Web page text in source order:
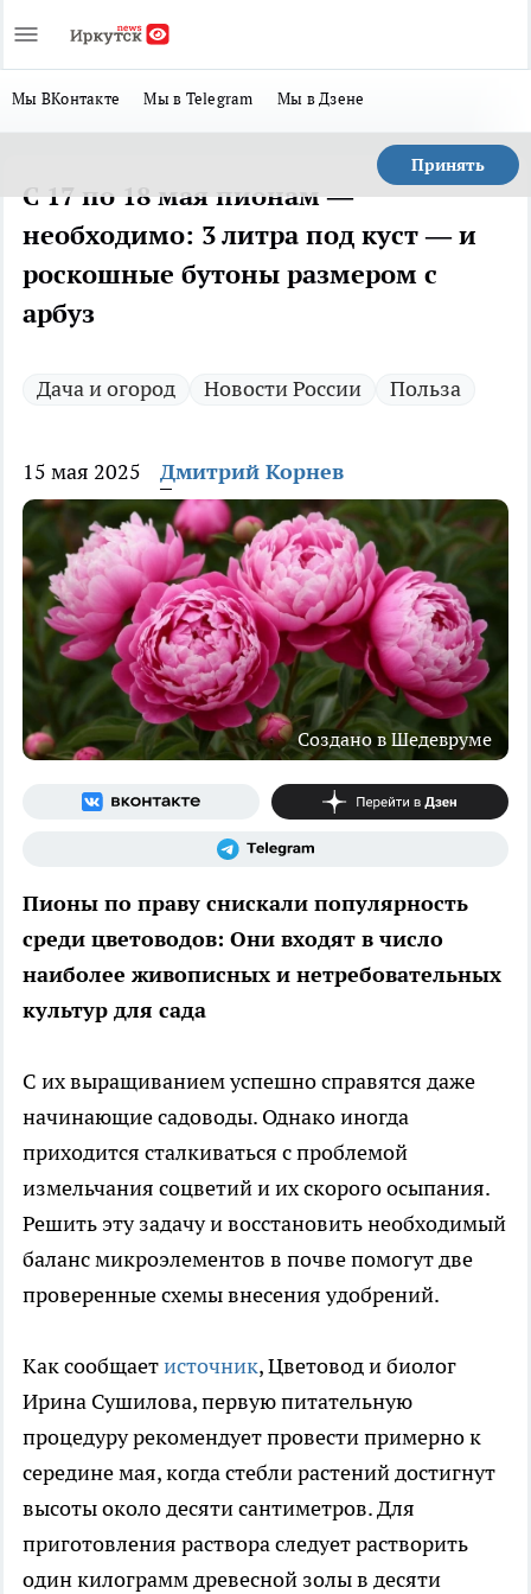
Мы ВКонтакте Мы в Telegram Мы в Дзене
Принять
С 17 по 18 мая пионам —
необходимо: 3 литра под куст — и
роскошные бутоны размером с
арбуз
Дача и огород Новости России Польза
15 мая 2025 Дмитрий Корнев
Создано в Шедевруме
Пионы по праву снискали популярность
среди цветоводов: Они входят в число
наиболее живописных и нетребовательных
культур для сада
С их выращиванием успешно справятся даже
начинающие садоводы. Однако иногда
приходится сталкиваться с проблемой
измельчания соцветий и их скорого осыпания.
Решить эту задачу и восстановить необходимый
баланс микроэлементов в почве помогут две
проверенные схемы внесения удобрений.
Как сообщаетисточник, Цветовод и биолог
Ирина Сушилова, первую питательную
процедуру рекомендует провести примерно к
середине мая, когда стебли растений достигнут
высоты около десяти сантиметров. Для
приготовления раствора следует растворить
один килограмм древесной золы в десяти